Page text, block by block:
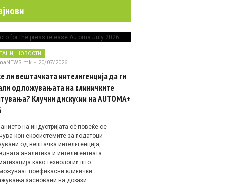
НОВОСТИ
- 20/07/2026
ли вештачката интелигенција да ги
одложувањата на клиничките
Клучни дискусии на AUTOMA+
на индустријата сè повеќе се
кон екосистемите за податоци
од вештачка интелигенција,
аналитика и интелигентната
како технологии што
поефикасни клинички
засновани на докази.